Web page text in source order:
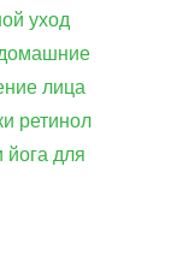
уход
лица
ретинол
йога для